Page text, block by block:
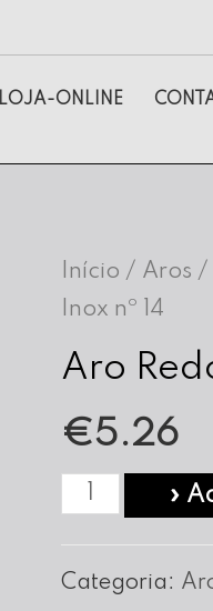
LOJA-ONLINE
Início / Aros /
Inox nº 14
Aro
€5.26
Quantidade
Aro
»
Categoria: